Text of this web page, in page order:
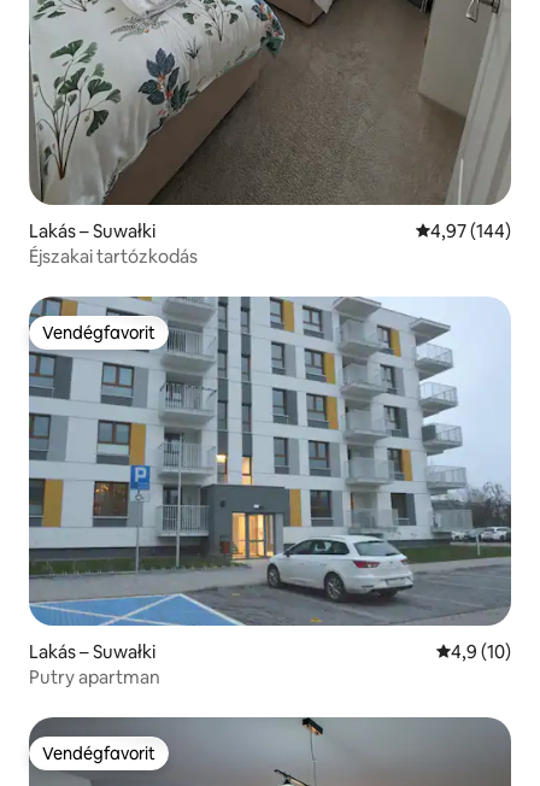
Lakás – Suwałki Átlagos
4,97 (144)
Éjszakai tartózkodás
Vendégfavorit
Vendégfavorit
Lakás – Suwałki Átlagos
4,9 (10)
Putry apartman
Vendégfavorit
Vendégfavorit